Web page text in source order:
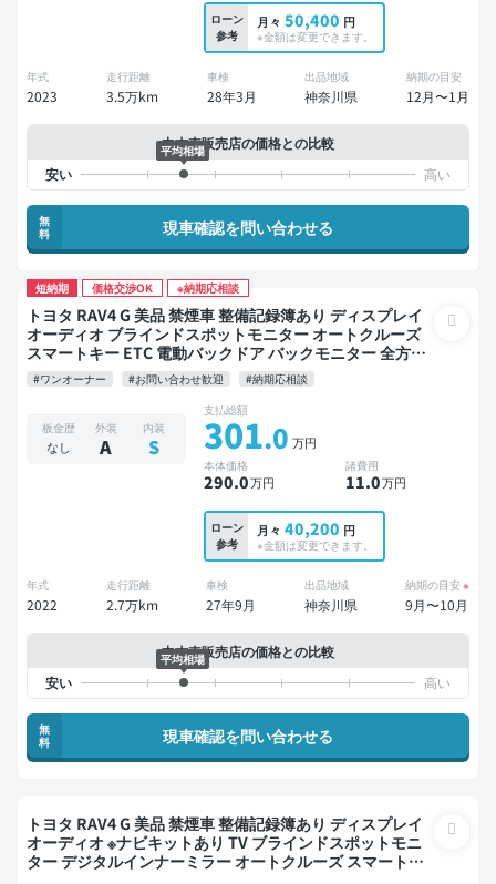
ローン
参考
月々 50,400 円
※金額は変更できます。
年式
2023
走行距離
3.5万km
車検
28年3月
出品地域
神奈川県
納期の目安
12月〜1月
中古車販売店の価格との比較
平均相場
無
料
現車確認を問い合わせる
短納期 価格交渉OK ※納期応相談
トヨタ RAV4 G 美品 禁煙車 整備記録簿あり ディスプレイ
オーディオ ブラインドスポットモニター オートクルーズ
スマートキー ETC 電動バックドア バックモニター 全方位
カメラ ドライブレコーダー 社外アルミ 衝突軽減
#ワンオーナー #お問い合わせ歓迎 #納期応相談
板金歴
なし
外装
A
内装
S
支払総額
301.0 万円
本体価格
290.0万円
諸費用
11.0万円
ローン
参考
月々 40,200 円
※金額は変更できます。
年式
2022
走行距離
2.7万km
車検
27年9月
出品地域
神奈川県
納期の目安 ※
9月〜10月
中古車販売店の価格との比較
平均相場
無
料
現車確認を問い合わせる
トヨタ RAV4 G 美品 禁煙車 整備記録簿あり ディスプレイ
オーディオ ※ナビキットあり TV ブラインドスポットモニ
ター デジタルインナーミラー オートクルーズ スマートキ